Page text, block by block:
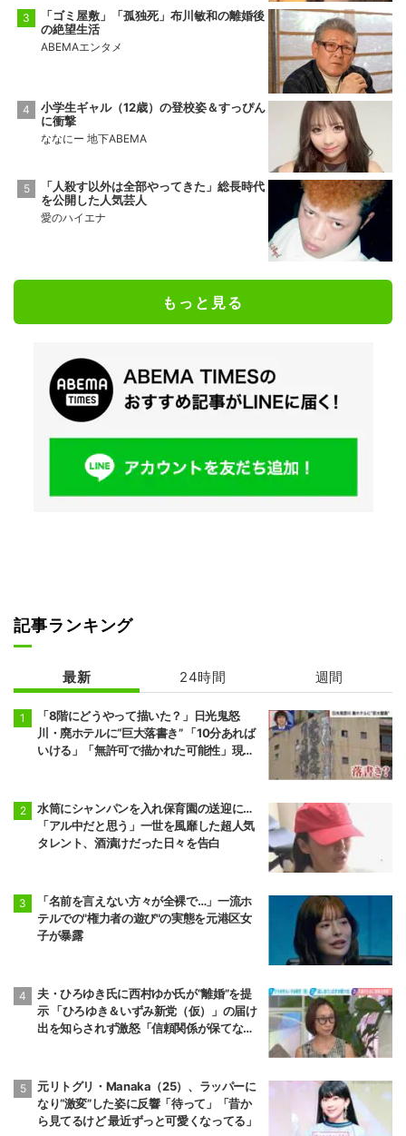
「ゴミ屋敷」「孤独死」布川敏和の離婚後
の絶望生活
ABEMAエンタメ
小学生ギャル（12歳）の登校姿＆すっぴん
に衝撃
ななにー 地下ABEMA
「人殺す以外は全部やってきた」総長時代
を公開した人気芸人
愛のハイエナ
もっと見る
記事ランキング
最新 24時間 週間
「8階にどうやって描いた？」日光鬼怒
川・廃ホテルに“巨大落書き” 「10分あれば
いける」「無許可で描かれた可能性」現役
水筒にシャンパンを入れ保育園の送迎に…
「アル中だと思う」一世を風靡した超人気
タレント、酒漬けだった日々を告白
「名前を言えない方々が全裸で…」一流ホ
テルでの"権力者の遊び"の実態を元港区女
子が暴露
夫・ひろゆき氏に西村ゆか氏が“離婚”を提
示 「ひろゆき＆いずみ新党（仮）」の届け
出を知らされず激怒「信頼関係が保てない
元リトグリ・Manaka（25）、ラッパーに
なり“激変”した姿に反響「待って」「昔か
ら見てるけど 最近ずっと可愛くなってる」